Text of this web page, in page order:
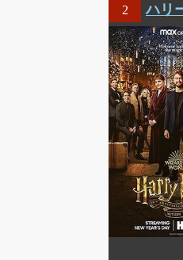
2 ハリ